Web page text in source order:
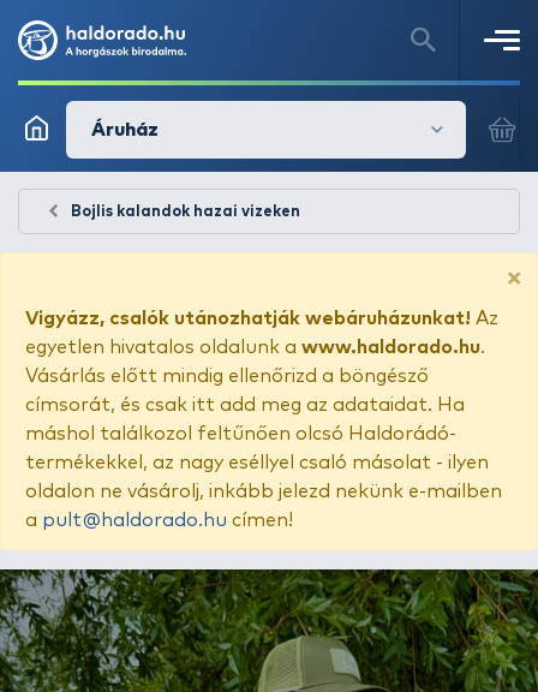
Áruház
Bojlis kalandok hazai vizeken
×
Vigyázz, csalók utánozhatják webáruházunkat! Az
egyetlen hivatalos oldalunk a www.haldorado.hu.
Vásárlás előtt mindig ellenőrizd a böngésző
címsorát, és csak itt add meg az adataidat. Ha
máshol találkozol feltűnően olcsó Haldorádó-
termékekkel, az nagy eséllyel csaló másolat - ilyen
oldalon ne vásárolj, inkább jelezd nekünk e-mailben
a pult@haldorado.hu címen!